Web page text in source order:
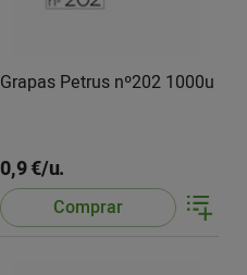
Grapas Petrus nº202 1000u
0,9 €/u.
Comprar